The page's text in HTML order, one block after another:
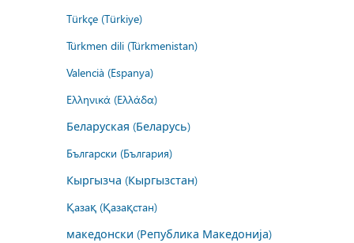
Türkçe (Türkiye)
Türkmen dili (Türkmenistan)
Valencià (Espanya)
Ελληνικά (Ελλάδα)
Беларуская (Беларусь)
Български (България)
Кыргызча (Кыргызстан)
Қазақ (Қазақстан)
македонски (Република Македонија)